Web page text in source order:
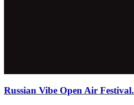
Russian Vibe Open Air Festival.